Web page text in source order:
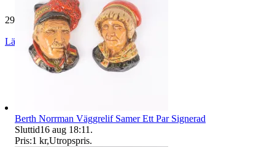
29 167 omdömen
Läs omdömen Följ
Berth Norrman Väggrelif Samer Ett Par Signerad
Sluttid16 aug 18:11 .
Pris:1 kr,Utropspris.